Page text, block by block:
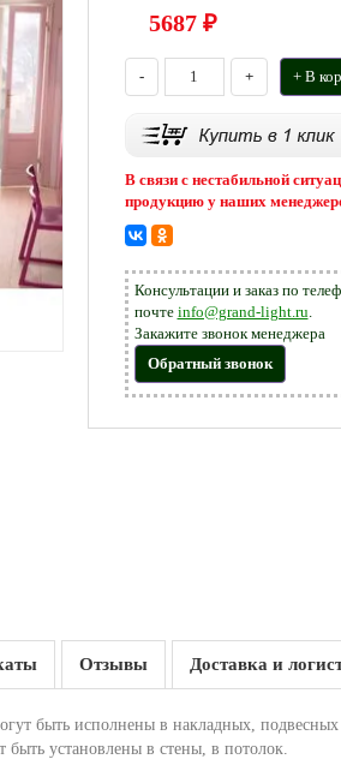
5687₽
- + + В
В связи с нестабильной
продукцию у наших
Консультации и заказ по
почте info@grand-light.ru.
Закажите звонок менеджера
Обратный звонок
Отзывы Доставка и
быть исполнены в накладных,
быть установлены в стены, в потолок.